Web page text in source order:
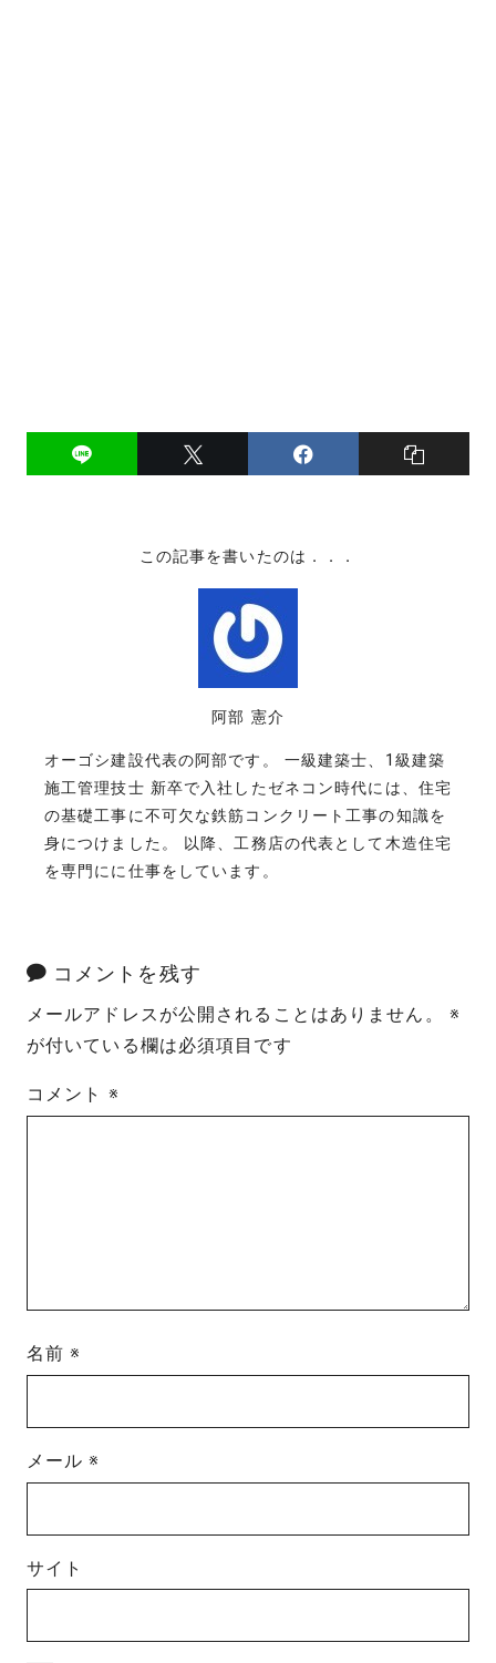
この記事を書いたのは．．．
阿部 憲介
オーゴシ建設代表の阿部です。 一級建築士、1級建築
施工管理技士 新卒で入社したゼネコン時代には、住宅
の基礎工事に不可欠な鉄筋コンクリート工事の知識を
身につけました。 以降、工務店の代表として木造住宅
を専門にに仕事をしています。
コメントを残す
メールアドレスが公開されることはありません。
※
が付いている欄は必須項目です
コメント ※
名前※
メール※
サイト